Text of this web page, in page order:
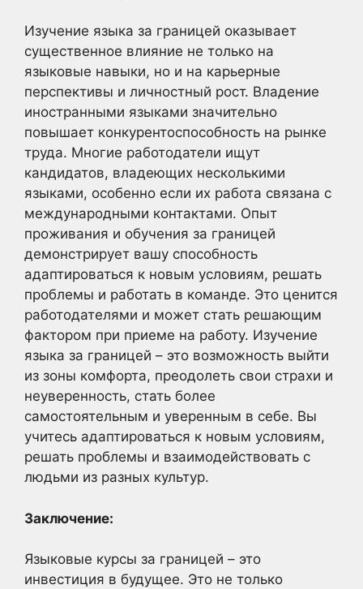
Изучение языка за границей оказывает
существенное влияние не только на
языковые навыки, но и на карьерные
перспективы и личностный рост. Владение
иностранными языками значительно
повышает конкурентоспособность на рынке
труда. Многие работодатели ищут
кандидатов, владеющих несколькими
языками, особенно если их работа связана с
международными контактами. Опыт
проживания и обучения за границей
демонстрирует вашу способность
адаптироваться к новым условиям, решать
проблемы и работать в команде. Это ценится
работодателями и может стать решающим
фактором при приеме на работу. Изучение
языка за границей – это возможность выйти
из зоны комфорта, преодолеть свои страхи и
неуверенность, стать более
самостоятельным и уверенным в себе. Вы
учитесь адаптироваться к новым условиям,
решать проблемы и взаимодействовать с
людьми из разных культур.
Заключение:
Языковые курсы за границей – это
инвестиция в будущее. Это не только